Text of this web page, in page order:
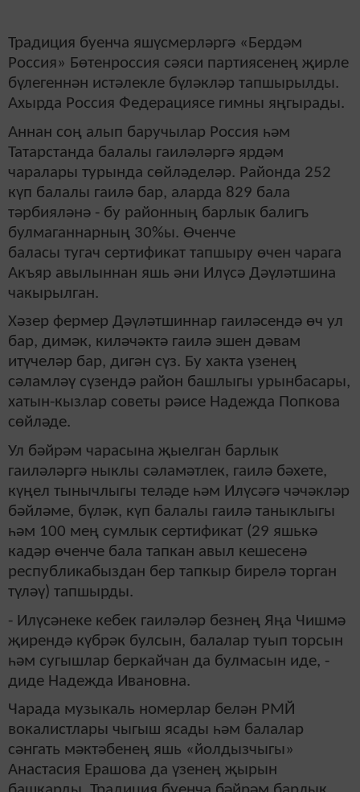
Традиция буенча яшүсмерләргә «Бердәм
Россия» Бөтенроссия сәяси партиясенең җирле
бүлегеннән истәлекле бүләкләр тапшырылды.
Ахырда Россия Федерациясе гимны яңгырады.
Аннан соң алып баручылар Россия һәм
Татарстанда балалы гаиләләргә ярдәм
чаралары турында сөйләделәр. Районда 252
күп балалы гаилә бар, аларда 829 бала
тәрбияләнә - бу районның барлык балигъ
булмаганнарның 30%ы. Өченче
баласы тугач сертификат тапшыру өчен чарага
Акъяр авылыннан яшь әни Илүсә Дәүләтшина
чакырылган.
Хәзер фермер Дәүләтшиннар гаиләсендә өч ул
бар, димәк, киләчәктә гаилә эшен дәвам
итүчеләр бар, дигән сүз. Бу хакта үзенең
сәламләү сүзендә район башлыгы урынбасары,
хатын-кызлар советы рәисе Надежда Попкова
сөйләде.
Ул бәйрәм чарасына җыелган барлык
гаиләләргә ныклы сәламәтлек, гаилә бәхете,
күңел тынычлыгы теләде һәм Илүсәгә чәчәкләр
бәйләме, бүләк, күп балалы гаилә таныклыгы
һәм 100 мең сумлык сертификат (29 яшькә
кадәр өченче бала тапкан авыл кешесенә
республикабыздан бер тапкыр бирелә торган
түләү) тапшырды.
- Илүсәнеке кебек гаиләләр безнең Яңа Чишмә
җирендә күбрәк булсын, балалар туып торсын
һәм сугышлар беркайчан да булмасын иде, -
диде Надежда Ивановна.
Чарада музыкаль номерлар белән РМЙ
вокалистлары чыгыш ясады һәм балалар
сәнгать мәктәбенең яшь «йолдызчыгы»
Анастасия Ерашова да үзенең җырын